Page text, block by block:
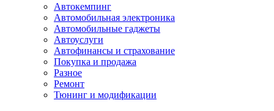
Автокемпинг
Автомобильная электроника
Автомобильные гаджеты
Автоуслуги
Автофинансы и страхование
Покупка и продажа
Разное
Ремонт
Тюнинг и модификации